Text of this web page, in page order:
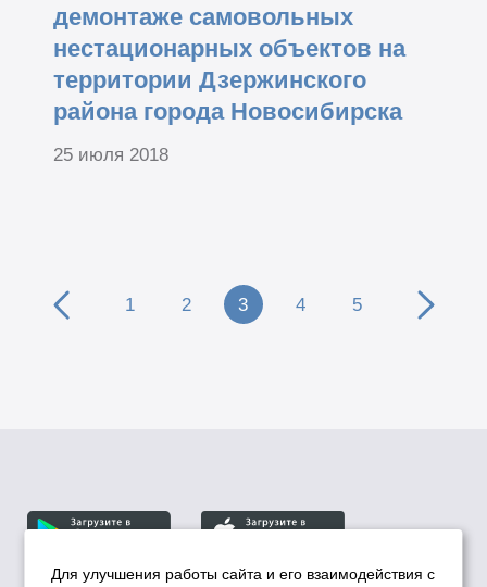
демонтаже самовольных
нестационарных объектов на
территории Дзержинского
района города Новосибирска
25 июля 2018
1 2 3 4 5
Для улучшения работы сайта и его взаимодействия с